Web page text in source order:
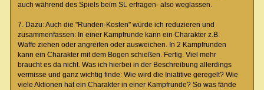
auch während des Spiels beim SL erfragen- also weglassen.
7. Dazu: Auch die "Runden-Kosten" würde ich reduzieren und
zusammenfassen: In einer Kampfrunde kann ein Charakter z.B.
Waffe ziehen oder angreifen oder ausweichen. In 2 Kampfrunden
kann ein Charakter mit dem Bogen schießen. Fertig. Viel mehr
braucht es da nicht. Was ich hierbei in der Beschreibung allerdings
vermisse und ganz wichtig finde: Wie wird die Iniatitive geregelt? Wie
viele Aktionen hat ein Charakter in einer Kampfrunde? So was fände